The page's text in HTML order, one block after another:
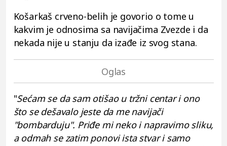
Košarkaš crveno-belih je govorio o tome u
kakvim je odnosima sa navijačima Zvezde i da
nekada nije u stanju da izađe iz svog stana.
"Sećam se da sam otišao u tržni centar i ono
što se dešavalo jeste da me navijači
"bombarduju". Priđe mi neko i napravimo sliku,
a odmah se zatim ponovi ista stvar i samo